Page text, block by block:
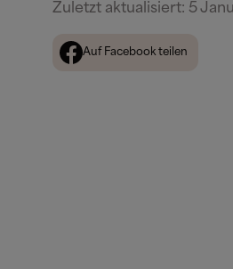
Zuletzt aktualisiert: 5
Auf Facebook teilen